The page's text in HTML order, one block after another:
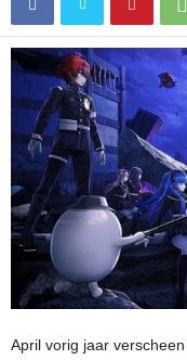
April vorig jaar verscheen